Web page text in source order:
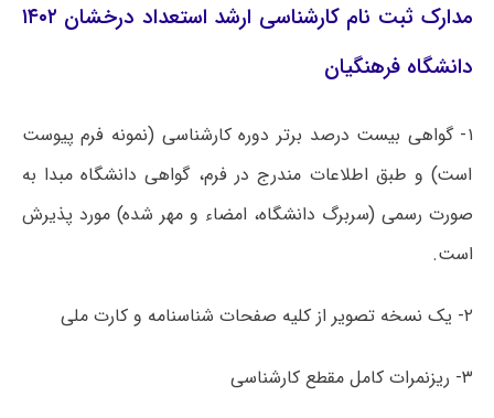
مدارک ثبت نام کارشناسی ارشد استعداد درخشان ۱۴۰۲
دانشگاه فرهنگیان
۱- گواهی بیست درصد برتر دوره کارشناسی (نمونه فرم پیوست
است) و طبق اطلاعات مندرج در فرم، گواهی دانشگاه مبدا به
صورت رسمی (سربرگ دانشگاه، امضاء و مهر شده) مورد پذیرش
است.
۲- یک نسخه تصویر از کلیه صفحات شناسنامه و کارت ملی
۳- ریزنمرات کامل مقطع کارشناسی